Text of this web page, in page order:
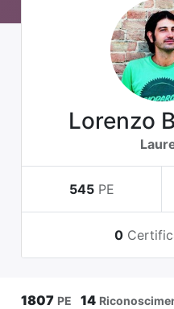
Lorenzo
545 PE
0
1807 PE 14